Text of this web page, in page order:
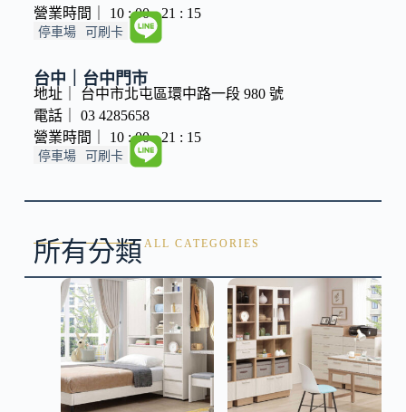
營業時間｜ 10 : 00 - 21 : 15
停車場 可刷卡
台中｜台中門市
地址｜ 台中市北屯區環中路一段 980 號
電話｜ 03 4285658
營業時間｜ 10 : 00 - 21 : 15
停車場 可刷卡
ALL CATEGORIES
所有分類